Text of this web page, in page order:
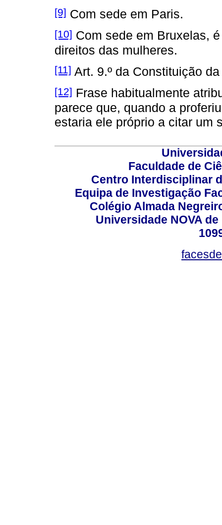
[9] Com sede em Paris.
[10] Com sede em Bruxelas,
direitos das mulheres.
[11] Art. 9.º da Constituição
[12] Frase habitualmente
parece que, quando a
estaria ele próprio a citar um
Faculdade de
Centro Interdisciplinar
Equipa de Investigação
Colégio Almada
Universidade NOVA